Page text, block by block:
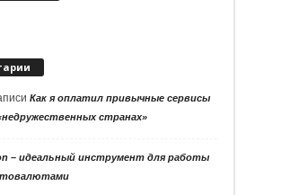
Как я оплатил привычные сервисы
странах»
– идеальный инструмент для работы